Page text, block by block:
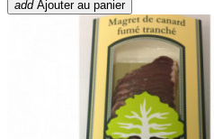
add Ajouter au panier